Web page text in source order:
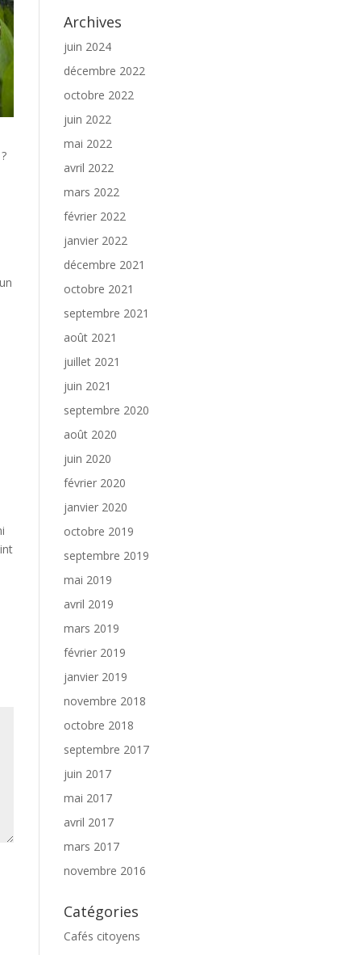
Archives
juin 2024
décembre 2022
octobre 2022
juin 2022
mai 2022
avril 2022
mars 2022
février 2022
janvier 2022
décembre 2021
octobre 2021
septembre 2021
août 2021
juillet 2021
juin 2021
septembre 2020
août 2020
juin 2020
février 2020
janvier 2020
octobre 2019
septembre 2019
mai 2019
avril 2019
mars 2019
février 2019
janvier 2019
novembre 2018
octobre 2018
septembre 2017
juin 2017
mai 2017
avril 2017
mars 2017
novembre 2016
Catégories
Cafés citoyens